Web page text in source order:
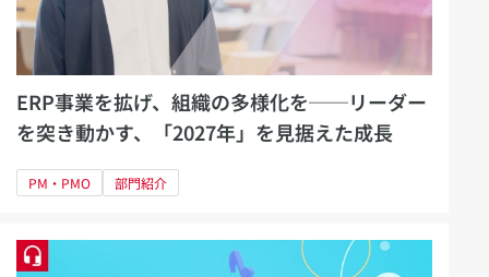
ERP事業を拡げ、組織の多様化を──リーダー
を突き動かす、「2027年」を見据えた成長
PM・PMO 部門紹介